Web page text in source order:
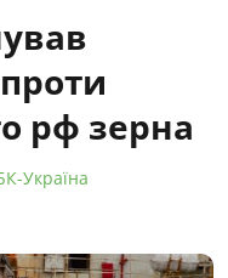
рф зерна
Україна